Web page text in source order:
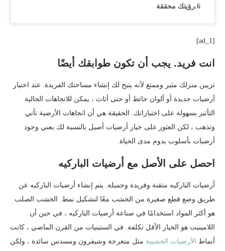
رؤيتك محققة
[ad_1]
انت فريد. يجب أن تكون طوابقك أيضًا
تزيين منزلك مثير وممتع لأنه يتيح لك إنشاء مساحتك الفريدة. عند اختيار
أرضيات جديدة أو ألوان حائط أو حتى أثاث ، يمكن للاتجاهات الحالية
التأثير بسهولة على اختياراتك. الحقيقة هي أن اتجاهات الأرضية تأتي
وتذهب ، لكن العثور على خيار أرضيات أصيل بالنسبة لك يعني وجود
أرضيات بأسلوب يدوم مدى الحياة.
احصل على الأصل مع أرضيات الباركيه
أرضيات الباركيه متقنة وفريدة وجميلة. يتم إنشاء أرضيات الباركيه عن
طريق وضع قطع صغيرة من الخشب معًا لتشكيل نمط. الخشب الصلب
هو أكثر المواد استخدامًا في صناعة أرضيات الباركيه ، في حين أن
اللامينيت هو الخيار الأقل تكلفة. في الستينيات من القرن الماضي ، كانت
أنماط
الأرضيات الخشبية مثل متعرجة وشيفرون ومسدس سائدة ، ولكن